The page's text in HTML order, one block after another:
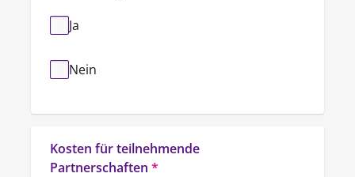
Ja
Nein
Kosten für teilnehmende
Partnerschaften *